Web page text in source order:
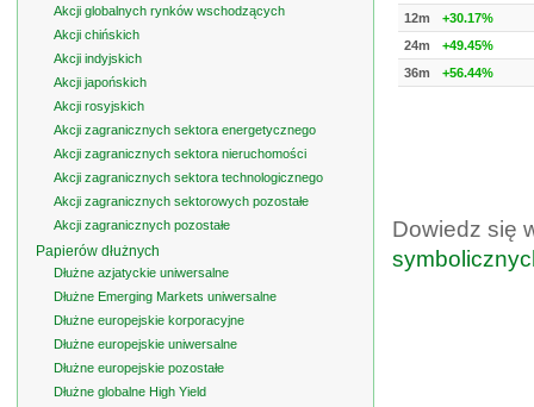
12m
+30.17%
24m
+49.45%
36m
+56.44%
Dowiedz się
Akcji globalnych rynków wschodzących
Akcji chińskich
Akcji indyjskich
Akcji japońskich
Akcji rosyjskich
Akcji zagranicznych sektora energetycznego
Akcji zagranicznych sektora nieruchomości
Akcji zagranicznych sektora technologicznego
Akcji zagranicznych sektorowych pozostałe
Akcji zagranicznych pozostałe
Papierów dłużnych
Dłużne azjatyckie uniwersalne
Dłużne Emerging Markets uniwersalne
Dłużne europejskie korporacyjne
Dłużne europejskie uniwersalne
Dłużne europejskie pozostałe
Dłużne globalne High Yield